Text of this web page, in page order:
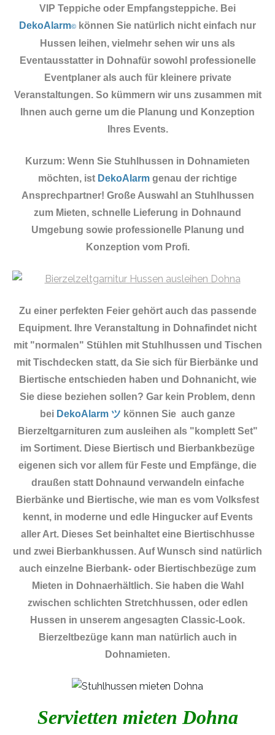
VIP Teppiche oder Empfangsteppiche. Bei
DekoAlarm© können Sie natürlich nicht einfach nur
Hussen leihen, vielmehr sehen wir uns als
Eventausstatter in Dohnafür sowohl professionelle
Eventplaner als auch für kleinere private
Veranstaltungen. So kümmern wir uns zusammen mit
Ihnen auch gerne um die Planung und Konzeption
Ihres Events.
Kurzum: Wenn Sie Stuhlhussen in Dohnamieten
möchten, ist DekoAlarm genau der richtige
Ansprechpartner! Große Auswahl an Stuhlhussen
zum Mieten, schnelle Lieferung in Dohnaund
Umgebung sowie professionelle Planung und
Konzeption vom Profi.
Zu einer perfekten Feier gehört auch das passende
Equipment.
Ihre Veranstaltung in Dohnafindet nicht
mit "normalen" Stühlen mit Stuhlhussen und Tischen
mit Tischdecken statt, da Sie sich für Bierbänke und
Biertische entschieden haben und Dohnanicht, wie
Sie diese beziehen sollen? Gar kein Problem, denn
bei DekoAlarm ツ können Sie auch ganze
Bierzeltgarnituren zum ausleihen als "komplett Set"
im Sortiment. Diese Biertisch und Bierbankbezüge
eigenen sich vor allem für Feste und Empfänge, die
draußen statt Dohnaund verwandeln einfache
Bierbänke und Biertische, wie man es vom Volksfest
kennt, in moderne und edle Hingucker auf Events
aller Art. Dieses Set beinhaltet eine Biertischhusse
und zwei Bierbankhussen. Auf Wunsch sind natürlich
auch einzelne Bierbank- oder Biertischbezüge zum
Mieten in Dohnaerhältlich. Sie haben die Wahl
zwischen schlichten Stretchhussen, oder edlen
Hussen in unserem angesagten Classic-Look.
Bierzeltbezüge kann man natürlich auch in
Dohnamieten.
Servietten mieten Dohna